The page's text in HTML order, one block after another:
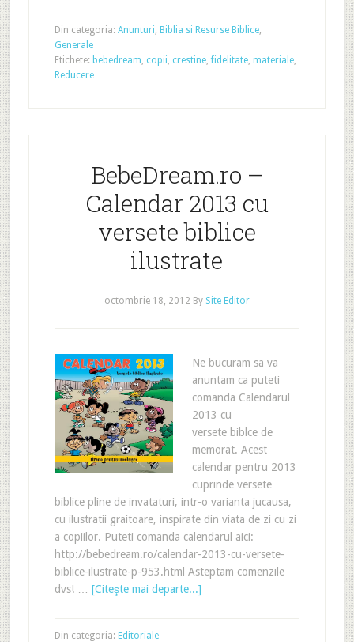
Din categoria: Anunturi, Biblia si Resurse Biblice,
Generale
Etichete: bebedream, copii, crestine,fidelitate, materiale,
Reducere
BebeDream.ro –
Calendar 2013 cu
versete biblice
ilustrate
octombrie 18, 2012 By Site Editor
Ne bucuram sa va
anuntam ca puteti
comanda Calendarul
2013 cu
versete biblce de
memorat. Acest
calendar pentru 2013
cuprinde versete
biblice pline de invataturi, intr-o varianta jucausa,
cu ilustratii graitoare, inspirate din viata de zi cu zi
a copiilor. Puteti comanda calendarul aici:
http://bebedream.ro/calendar-2013-cu-versete-
biblice-ilustrate-p-953.html Asteptam comenzile
dvs! … [Citeşte mai departe...]
Din categoria: Editoriale